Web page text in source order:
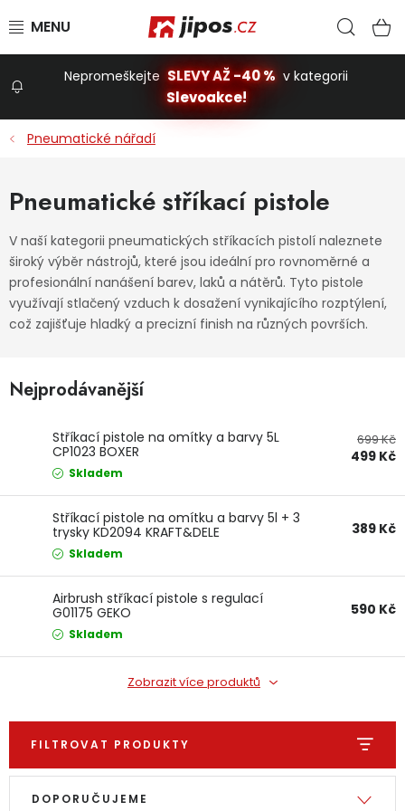
Stavba a dům
Dílna
Autodoplňky
Vánoce
Ochranné pomůcky
Fotovoltaika
Značky
Nepromeškejte SLEVY AŽ -40 % v kategorii
Slevoakce!
Pneumatické nářadí
Pneumatické stříkací pistole
V naší kategorii pneumatických stříkacích pistolí naleznete
široký výběr nástrojů, které jsou ideální pro rovnoměrné a
profesionální nanášení barev, laků a nátěrů. Tyto pistole
využívají stlačený vzduch k dosažení vynikajícího rozptýlení,
což zajišťuje hladký a precizní finish na různých površích.
Nejprodávanější
Stříkací pistole na omítky a barvy 5L
CP1023 BOXER
699 Kč
499 Kč
Skladem
Stříkací pistole na omítku a barvy 5l + 3
trysky KD2094 KRAFT&DELE
389 Kč
Skladem
Airbrush stříkací pistole s regulací
G01175 GEKO
590 Kč
Skladem
Zobrazit více produktů
FILTROVAT PRODUKTY
Výpis produktů
Řazení produktů
DOPORUČUJEME